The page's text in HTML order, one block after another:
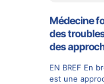
Médecine
des
des
EN BREF En
est une